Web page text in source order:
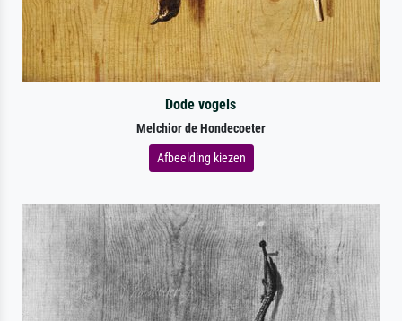
Dode vogels
Melchior de Hondecoeter
Afbeelding kiezen